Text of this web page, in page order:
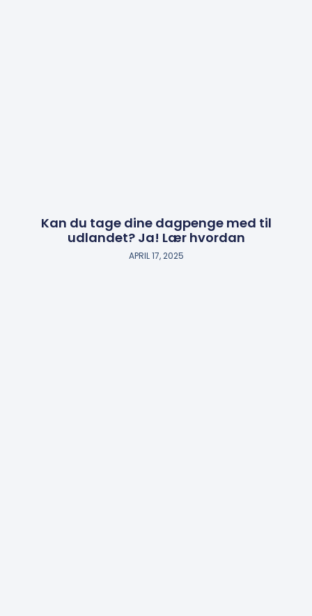
Kan du tage dine dagpenge med til
udlandet? Ja! Lær hvordan
APRIL 17, 2025